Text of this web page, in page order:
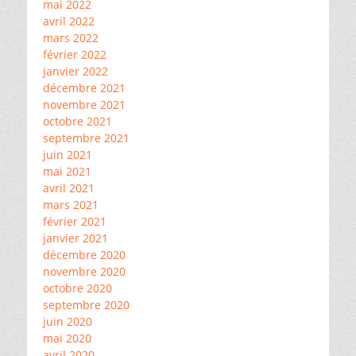
mai 2022
avril 2022
mars 2022
février 2022
janvier 2022
décembre 2021
novembre 2021
octobre 2021
septembre 2021
juin 2021
mai 2021
avril 2021
mars 2021
février 2021
janvier 2021
décembre 2020
novembre 2020
octobre 2020
septembre 2020
juin 2020
mai 2020